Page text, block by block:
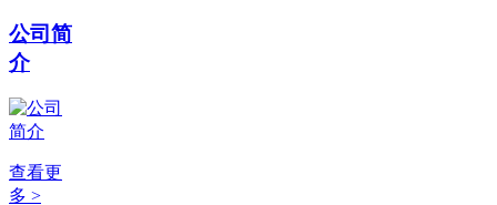
公司简
介
查看更
多 >